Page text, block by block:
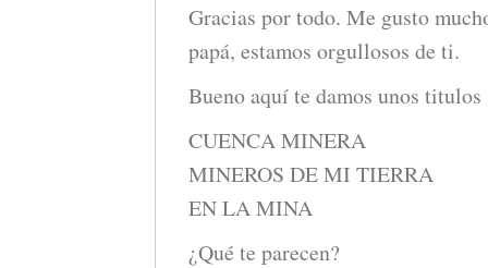
Gracias por todo. Me gusto
papá, estamos orgullosos de ti.
Bueno aquí te damos unos titulos
CUENCA MINERA
MINEROS DE MI TIERRA
EN LA MINA
¿Qué te parecen?